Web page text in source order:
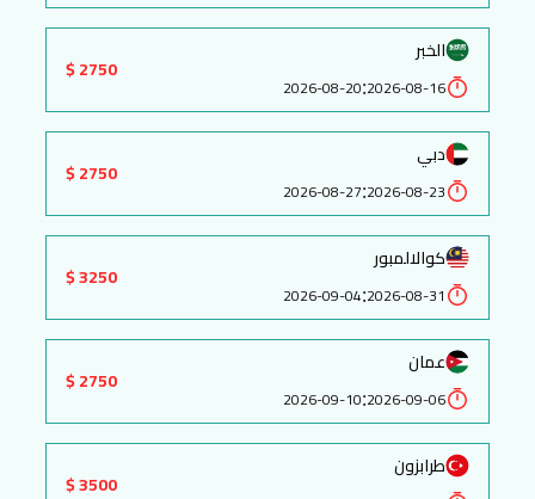
الخبر
2026-08-16
:
2026-08-20
2750 $
دبي
2026-08-23
:
2026-08-27
2750 $
كوالالمبور
2026-08-31
:
2026-09-04
3250 $
عمان
2026-09-06
:
2026-09-10
2750 $
طرابزون
3500 $